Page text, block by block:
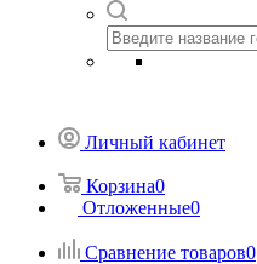
Личный кабинет
Корзина0
Отложенные0
Сравнение товаров0